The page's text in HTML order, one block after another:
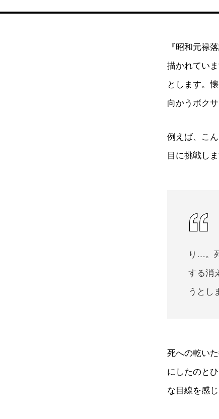
『昭和元禄
描かれてい
とします。
向かうボク
例えば、こ
目に挑戦しま
り…。
する消
うとし
死への乾い
にしたのと
な目線を感じ